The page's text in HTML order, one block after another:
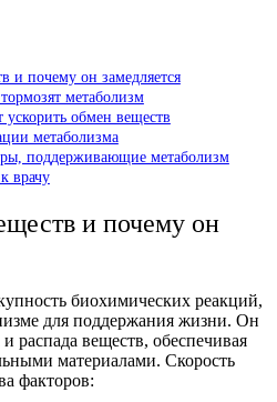
и почему он замедляется
метаболизм
обмен веществ
метаболизма
поддерживающие метаболизм
врачу
и почему он
биохимических реакций,
для поддержания жизни. Он
распада веществ, обеспечивая
материалами. Скорость
факторов: